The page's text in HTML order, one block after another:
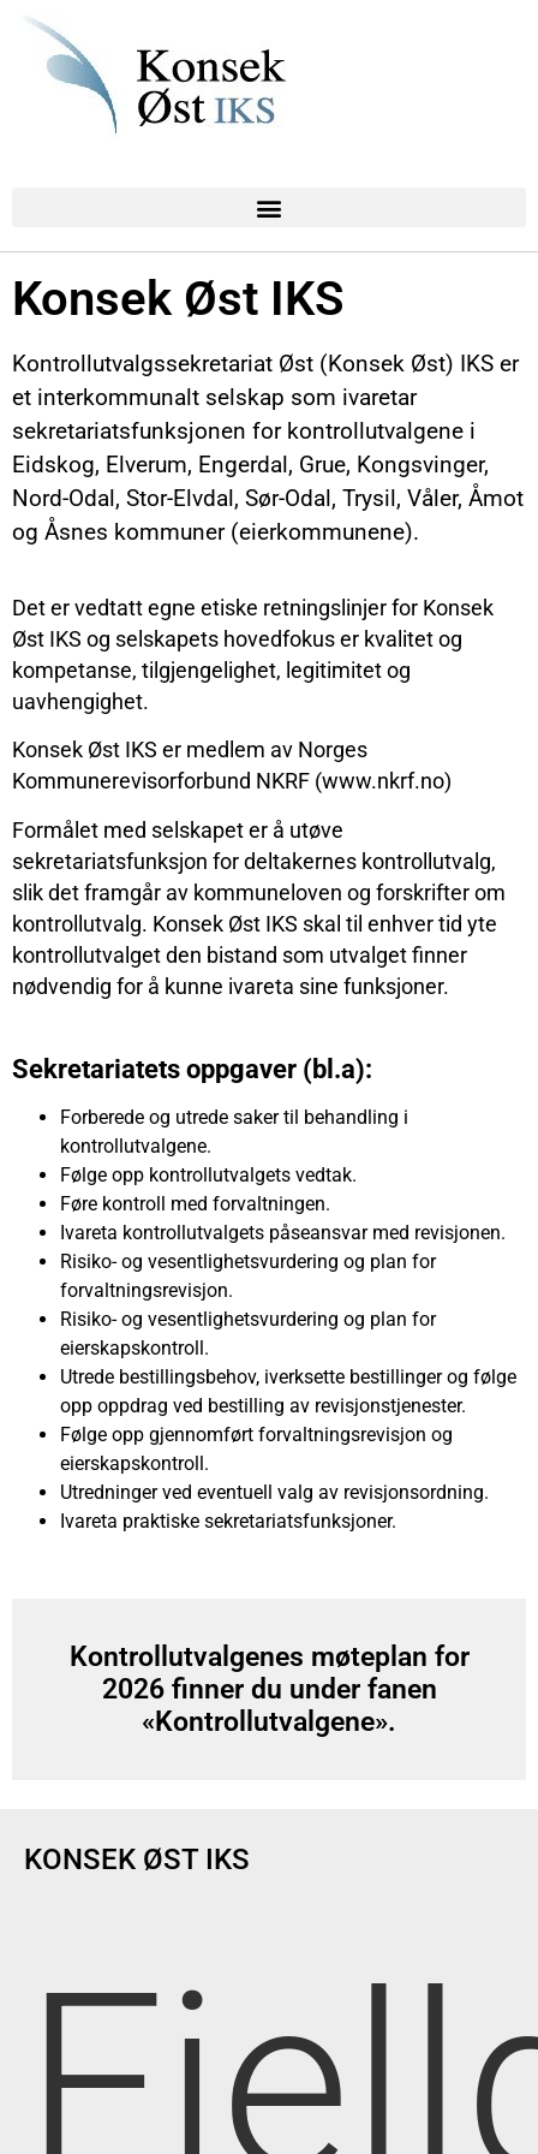
Konsek Øst IKS
Kontrollutvalgssekretariat Øst (Konsek Øst) IKS er
et interkommunalt selskap som ivaretar
sekretariatsfunksjonen for kontrollutvalgene i
Eidskog, Elverum, Engerdal, Grue, Kongsvinger,
Nord-Odal, Stor-Elvdal, Sør-Odal, Trysil, Våler, Åmot
og Åsnes kommuner (eierkommunene).
Det er vedtatt egne etiske retningslinjer for Konsek
Øst IKS og selskapets hovedfokus er kvalitet og
kompetanse, tilgjengelighet, legitimitet og
uavhengighet.
Konsek Øst IKS er medlem av Norges
Kommunerevisorforbund NKRF (www.nkrf.no)
Formålet med selskapet er å utøve
sekretariatsfunksjon for deltakernes kontrollutvalg,
slik det framgår av kommuneloven og forskrifter om
kontrollutvalg. Konsek Øst IKS skal til enhver tid yte
kontrollutvalget den bistand som utvalget finner
nødvendig for å kunne ivareta sine funksjoner.
Sekretariatets oppgaver (bl.a):
Forberede og utrede saker til behandling i
kontrollutvalgene.
Følge opp kontrollutvalgets vedtak.
Føre kontroll med forvaltningen.
Ivareta kontrollutvalgets påseansvar med revisjonen.
Risiko- og vesentlighetsvurdering og plan for
forvaltningsrevisjon.
Risiko- og vesentlighetsvurdering og plan for
eierskapskontroll.
Utrede bestillingsbehov, iverksette bestillinger og følge
opp oppdrag ved bestilling av revisjonstjenester.
Følge opp gjennomført forvaltningsrevisjon og
eierskapskontroll.
Utredninger ved eventuell valg av revisjonsordning.
Ivareta praktiske sekretariatsfunksjoner.
Kontrollutvalgenes møteplan for
2026 finner du under fanen
«Kontrollutvalgene».
KONSEK ØST IKS